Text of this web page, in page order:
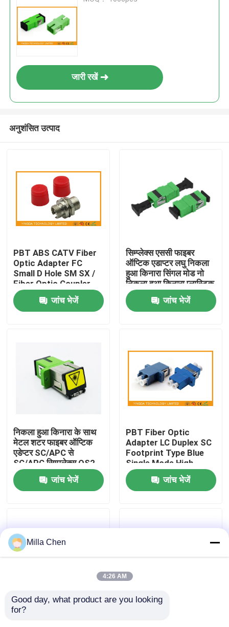
उत्पादों
कारखाना भ्रमण
गुणवत्ता नियंत्रण
संपर्क करें
मामलों
जारी रखें
अनुशंसित उत्पाद
PBT ABS CATV Fiber
Optic Adapter FC
Small D Hole SM SX /
Fiber Optic Coupler
जांच भेजें
सिम्प्लेक्स एससी फाइबर
ऑप्टिक एडाप्टर लघु निकला
हुआ किनारा सिंगल मोड नो
निकला हुआ किनारा प्लास्टिक
युग्मक
जांच भेजें
निकला हुआ किनारा के साथ
मेटल शटर फाइबर ऑप्टिक
एडेप्टर SC/APC से
SC/APC सिम्पलेक्स OS2
सिंगल मोड
जांच भेजें
PBT Fiber Optic
Adapter LC Duplex SC
Footprint Type Blue
Single Mode High
Density
जांच भेजें
Blue Fiber Test ST /
Milla Chen
4:26 AM
Good day, what product are you looking
for?